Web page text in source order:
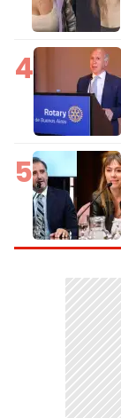
4
5